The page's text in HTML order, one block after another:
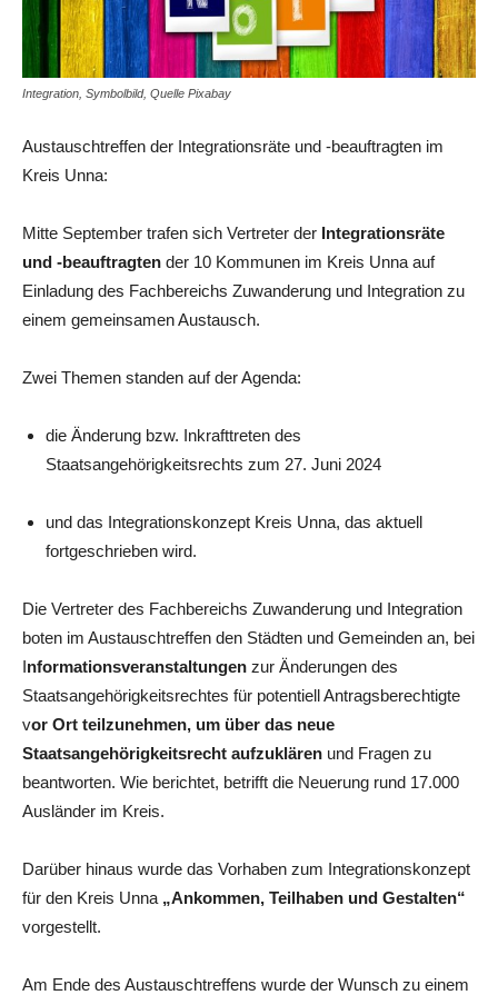
Integration, Symbolbild, Quelle Pixabay
Austauschtreffen der Integrationsräte und -beauftragten im
Kreis Unna:
Mitte September trafen sich Vertreter der Integrationsräte
und -beauftragten der 10 Kommunen im Kreis Unna auf
Einladung des Fachbereichs Zuwanderung und Integration zu
einem gemeinsamen Austausch.
Zwei Themen standen auf der Agenda:
die Änderung bzw. Inkrafttreten des
Staatsangehörigkeitsrechts zum 27. Juni 2024
und das Integrationskonzept Kreis Unna, das aktuell
fortgeschrieben wird.
Die Vertreter des Fachbereichs Zuwanderung und Integration
boten im Austauschtreffen den Städten und Gemeinden an, bei
Informationsveranstaltungen zur Änderungen des
Staatsangehörigkeitsrechtes für potentiell Antragsberechtigte
vor Ort teilzunehmen, um über das neue
Staatsangehörigkeitsrecht aufzuklären und Fragen zu
beantworten. Wie berichtet, betrifft die Neuerung rund 17.000
Ausländer im Kreis.
Darüber hinaus wurde das Vorhaben zum Integrationskonzept
für den Kreis Unna „Ankommen, Teilhaben und Gestalten“
vorgestellt.
Am Ende des Austauschtreffens wurde der Wunsch zu einem